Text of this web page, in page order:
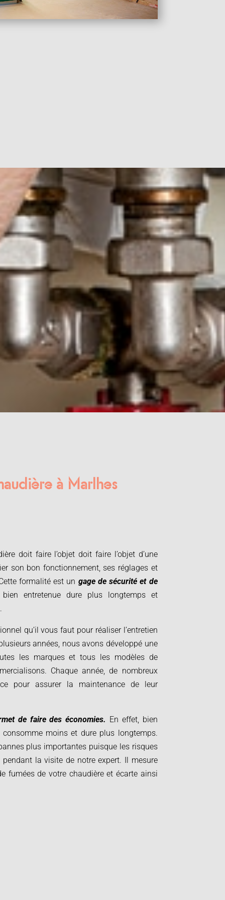
à Marlhes
doit faire l’objet doit faire l’objet d’une
son bon fonctionnement, ses réglages et
formalité est un gage de sécurité et de
entretenue dure plus longtemps et
qu’il vous faut pour réaliser l’entretien
années, nous avons développé une
les marques et tous les modèles de
Chaque année, de nombreux
pour assurer la maintenance de leur
de faire des économies. En effet, bien
consomme moins et dure plus longtemps.
plus importantes puisque les risques
la visite de notre expert. Il mesure
fumées de votre chaudière et écarte ainsi